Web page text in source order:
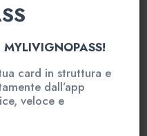
card in struttura e
dall’app
veloce e